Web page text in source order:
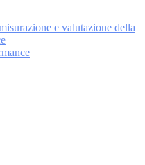
e valutazione della